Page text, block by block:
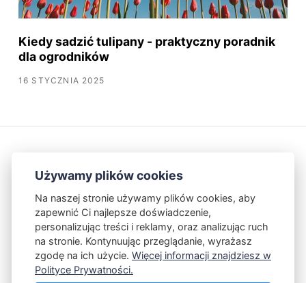
Kiedy sadzić tulipany - praktyczny poradnik
dla ogrodników
16 STYCZNIA 2025
Kontakt Polityka Prywatności
Powered by Publii
Używamy plików cookies
Na naszej stronie używamy plików cookies, aby
zapewnić Ci najlepsze doświadczenie,
personalizując treści i reklamy, oraz analizując ruch
na stronie. Kontynuując przeglądanie, wyrażasz
zgodę na ich użycie. Więcej informacji znajdziesz w
Polityce Prywatności.